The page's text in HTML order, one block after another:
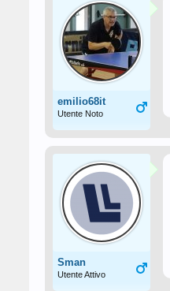
emilio68it
Utente Noto
Sman
Utente Attivo